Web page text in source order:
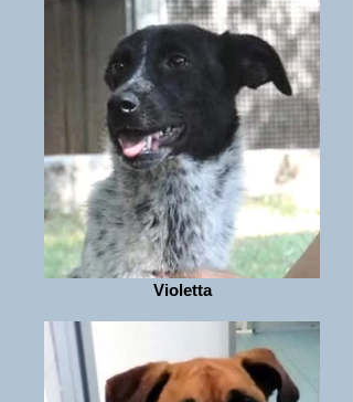
Violetta